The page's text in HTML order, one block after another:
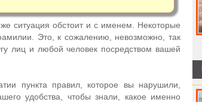
ситуация обстоит и с именем. Некоторые
Это, к сожалению, невозможно, так
лиц и любой человек посредством вашей
пункта правил, которое вы нарушили,
удобства, чтобы знали, какое именно